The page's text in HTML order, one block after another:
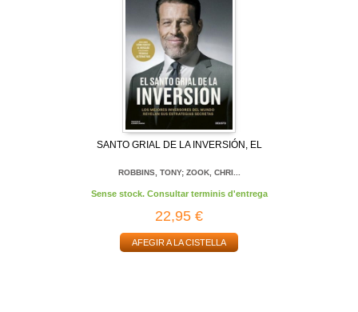
SANTO GRIAL DE LA INVERSIÓN, EL
ROBBINS, TONY; ZOOK, CHRI...
Sense stock. Consultar terminis d'entrega
22,95 €
AFEGIR A LA CISTELLA